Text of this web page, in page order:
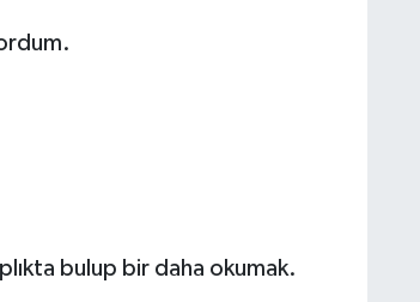
bulup bir daha okumak.